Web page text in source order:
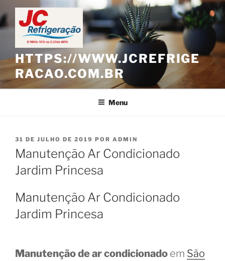
Pular
para
o
conteúdo
HTTPS://WWW.JCREFRIGE
RACAO.COM.BR
Menu
PUBLICADO
EM
31 DE JULHO DE 2019 POR ADMIN
Manutenção Ar Condicionado
Jardim Princesa
Manutenção Ar Condicionado
Jardim Princesa
Manutenção de ar condicionado em São